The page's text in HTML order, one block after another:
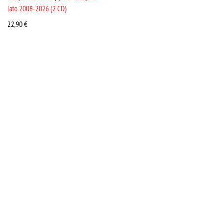
lato 2008-2026 (2 CD)
22,90€